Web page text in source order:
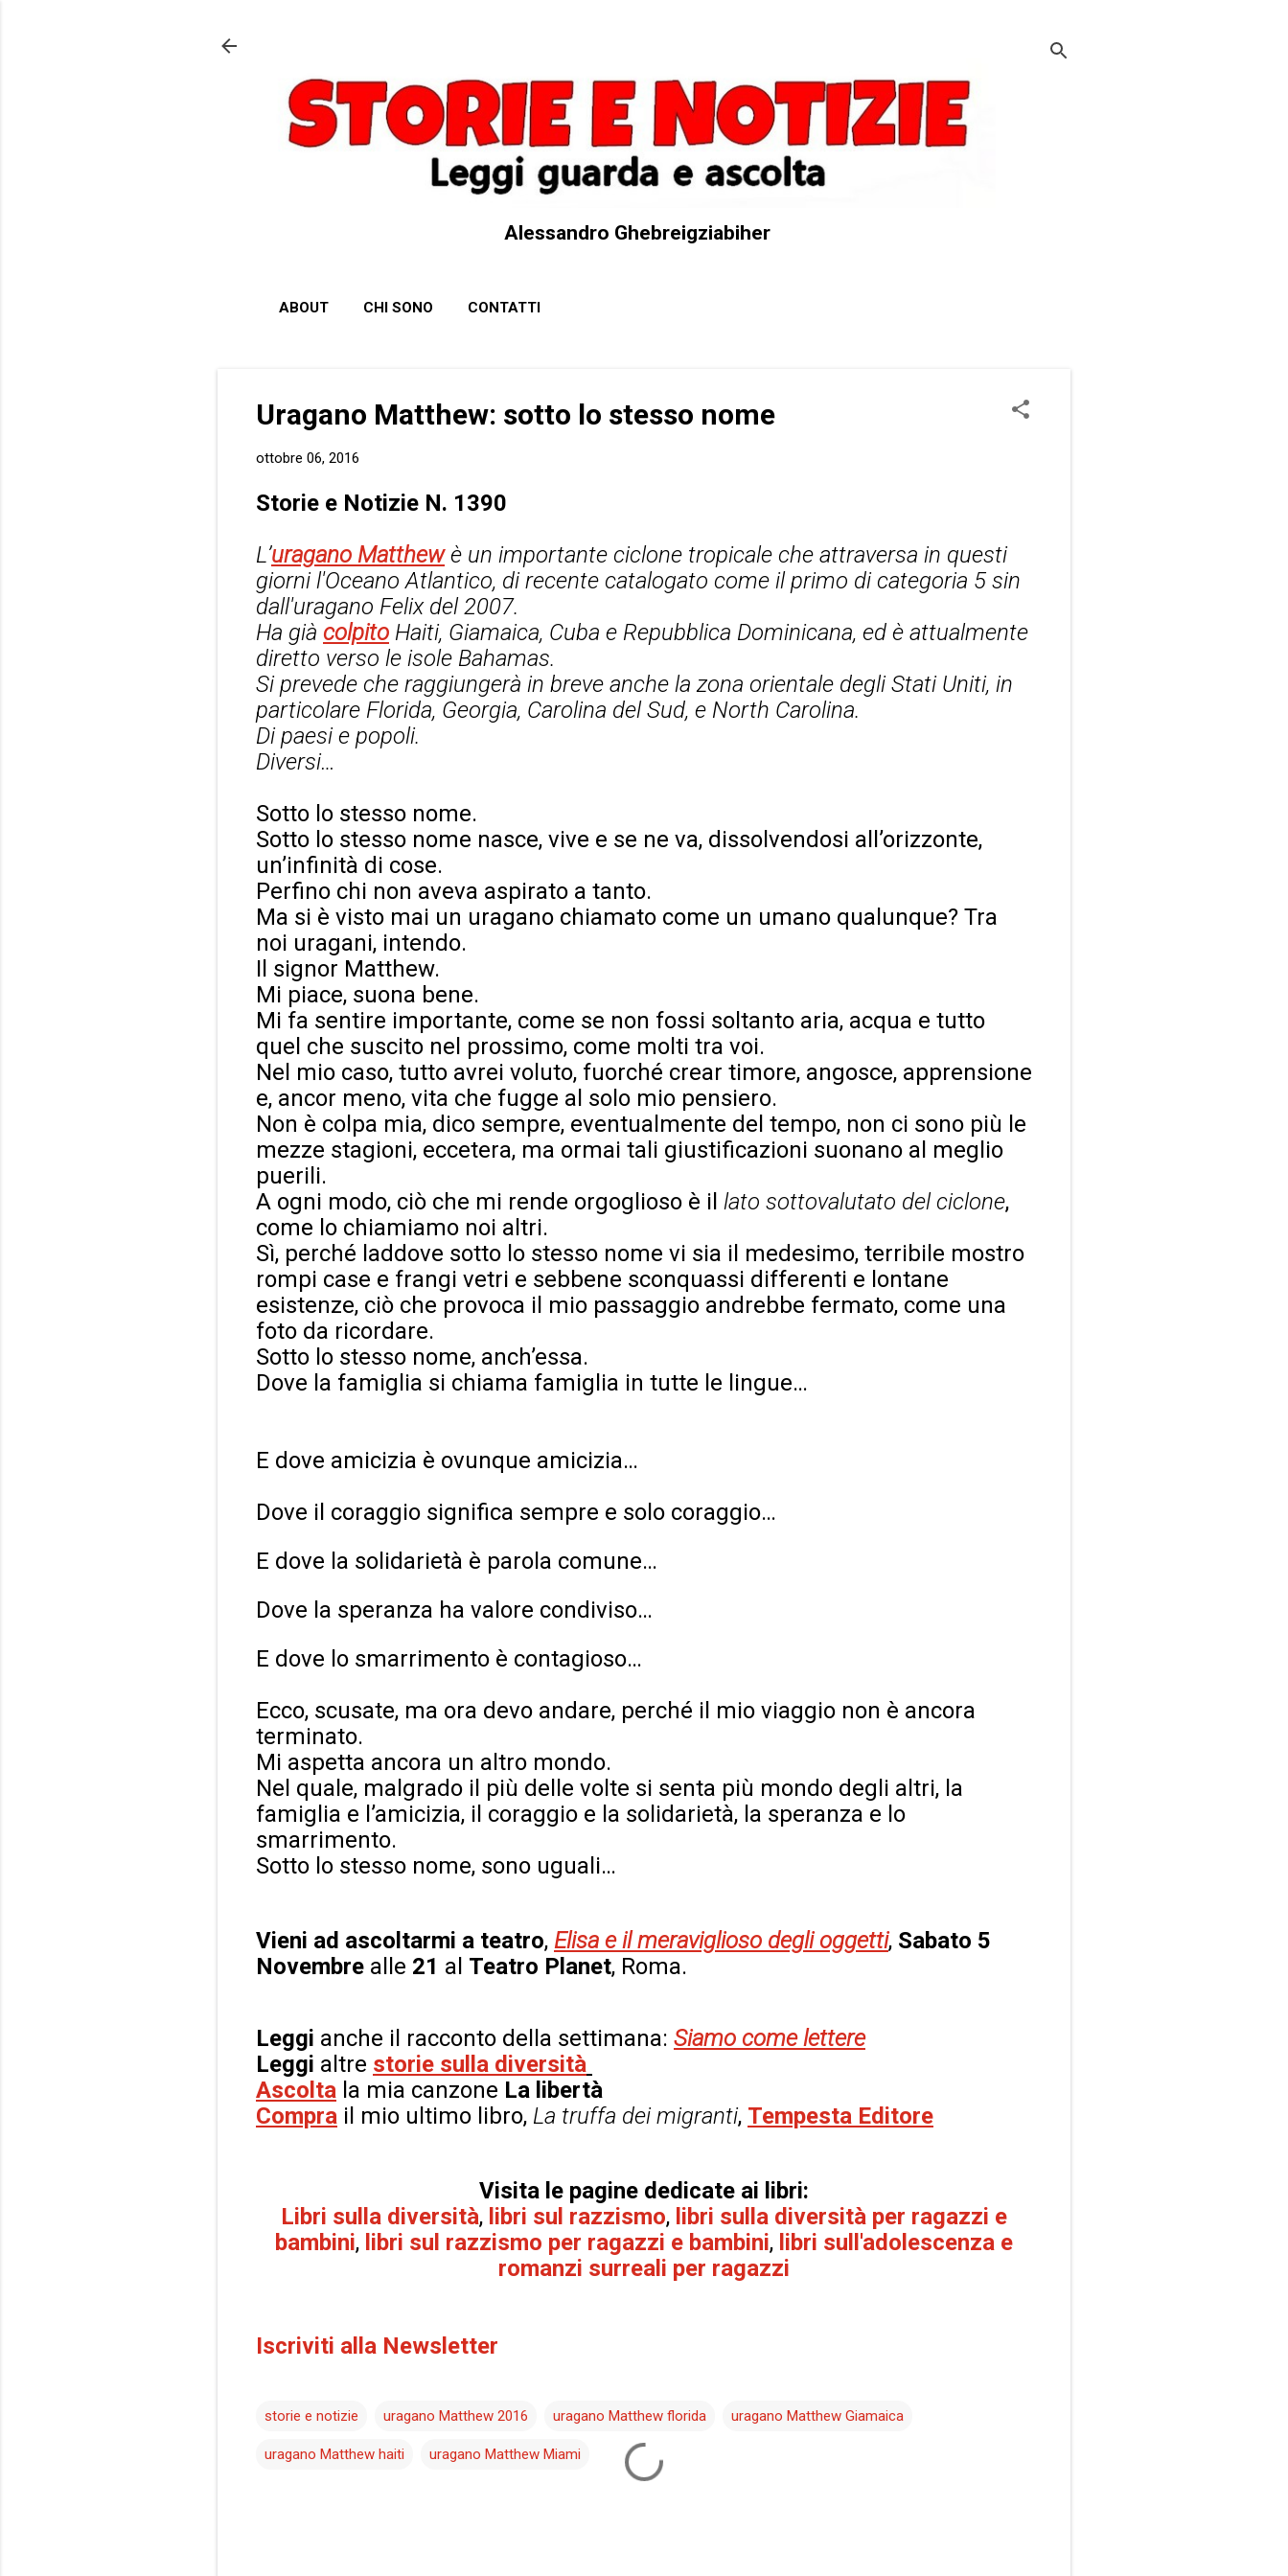
Alessandro Ghebreigziabiher
ABOUT CHI SONO CONTATTI
Uragano Matthew: sotto lo stesso nome
ottobre 06, 2016
Storie e Notizie N. 1390
L’uragano Matthewè un importante ciclone tropicale che attraversa in questi
giorni l'Oceano Atlantico, di recente catalogato come il primo di categoria 5 sin
dall'uragano Felix del 2007.
Ha già colpito Haiti, Giamaica, Cuba e Repubblica Dominicana, ed è attualmente
diretto verso le isole Bahamas.
Si prevede che raggiungerà in breve anche la zona orientale degli Stati Uniti, in
particolare Florida, Georgia, Carolina del Sud, e North Carolina.
Di paesi e popoli.
Diversi…
Sotto lo stesso nome.
Sotto lo stesso nome nasce, vive e se ne va, dissolvendosi all’orizzonte,
un’infinità di cose.
Perfino chi non aveva aspirato a tanto.
Ma si è visto mai un uragano chiamato come un umano qualunque? Tra
noi uragani, intendo.
Il signor Matthew.
Mi piace, suona bene.
Mi fa sentire importante, come se non fossi soltanto aria, acqua e tutto
quel che suscito nel prossimo, come molti tra voi.
Nel mio caso, tutto avrei voluto, fuorché crear timore, angosce, apprensione
e, ancor meno, vita che fugge al solo mio pensiero.
Non è colpa mia, dico sempre, eventualmente del tempo, non ci sono più le
mezze stagioni, eccetera, ma ormai tali giustificazioni suonano al meglio
puerili.
A ogni modo, ciò che mi rende orgoglioso è il lato sottovalutato del ciclone,
come lo chiamiamo noi altri.
Sì, perché laddove sotto lo stesso nome vi sia il medesimo, terribile mostro
rompi case e frangi vetri e sebbene sconquassi differenti e lontane
esistenze, ciò che provoca il mio passaggio andrebbe fermato, come una
foto da ricordare.
Sotto lo stesso nome, anch’essa.
Dove la famiglia si chiama famiglia in tutte le lingue…
E dove amicizia è ovunque amicizia…
Dove il coraggio significa sempre e solo coraggio…
E dove la solidarietà è parola comune…
Dove la speranza ha valore condiviso…
E dove lo smarrimento è contagioso…
Ecco, scusate, ma ora devo andare, perché il mio viaggio non è ancora
terminato.
Mi aspetta ancora un altro mondo.
Nel quale, malgrado il più delle volte si senta più mondo degli altri, la
famiglia e l’amicizia, il coraggio e la solidarietà, la speranza e lo
smarrimento.
Sotto lo stesso nome, sono uguali…
Vieni ad ascoltarmi a teatro, Elisa e il meraviglioso degli oggetti, Sabato 5
Novembre alle 21 al Teatro Planet, Roma.
Leggi anche il racconto della settimana: Siamo come lettere
Leggi altre storie sulla diversità
Ascolta la mia canzone La libertà
Compra il mio ultimo libro, La truffa dei migranti, Tempesta Editore
Visita le pagine dedicate ai libri:
Libri sulla diversità, libri sul razzismo, libri sulla diversità per ragazzi e
bambini, libri sul razzismo per ragazzi e bambini, libri sull'adolescenza e
romanzi surreali per ragazzi
Iscriviti alla Newsletter
storie e notizie uragano Matthew 2016 uragano Matthew florida uragano Matthew Giamaica
uragano Matthew haiti uragano Matthew Miami